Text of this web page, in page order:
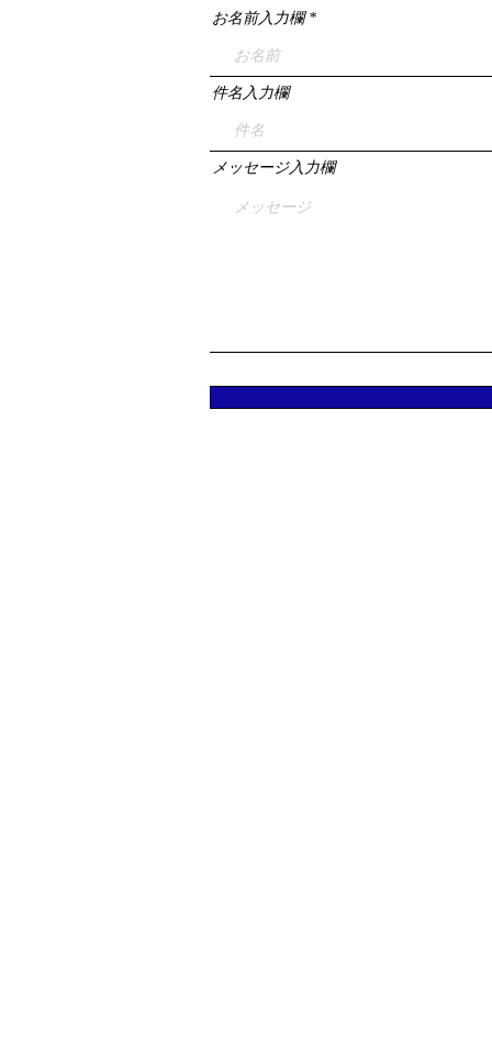
お名前入力欄
件名入力欄
メッセージ入力欄